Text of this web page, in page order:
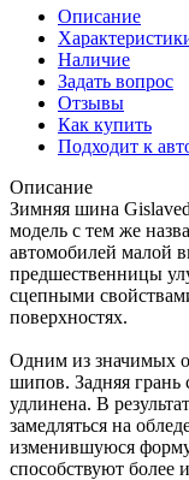
Описание
Наличие
Задать вопрос
Отзывы
Как купить
Подходит к
Описание
Зимняя шина
модель с тем же
автомобилей малой
предшественницы
сцепными
поверхностях.
Одним из значимых
шипов. Задняя грань
удлинена. В
замедляться на
изменившуюся
способствуют более